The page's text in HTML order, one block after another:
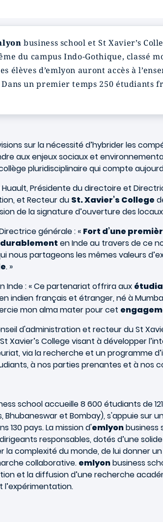
business school et St Xavier’s
du campus Indo-Gothique, classé
élèves d’emlyon auront accès à
Dans un premier temps 250
sur la nécessité d’hybrider les
aux enjeux sociaux et
pluridisciplinaire qui compte
Présidente du directoire et
et Recteur du St. Xavier’s College
de la signature d’ouverture des
générale : « Fort d’une
en Inde au travers de ce
nous partageons les mêmes valeurs
. »
Inde : « Ce partenariat offrira aux
indien français et étranger, né à
mon alma mater pour cet
d'administration et recteur du St
Xavier’s College visant à développer
via la recherche et un programme
à nos parties prenantes et à nos
school accueille 8 600 étudiants de
Bhubaneswar et Bombay), s'appuie
130 pays. La mission d'emlyonbusiness
responsables, dotés d’une
la complexité du monde, de lui donner
collaborative. emlyonbusiness
et la diffusion d’une recherche
l’expérimentation.